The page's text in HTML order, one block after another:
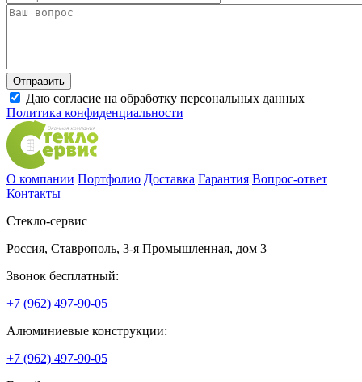
Даю согласие на обработку персональных данных
Политика конфиденциальности
О компании Портфолио Доставка Гарантия Вопрос-ответ
Контакты
Стекло-сервис
Россия, Ставрополь, 3-я Промышленная, дом 3
Звонок бесплатный:
+7 (962) 497-90-05
Алюминиевые конструкции:
+7 (962) 497-90-05